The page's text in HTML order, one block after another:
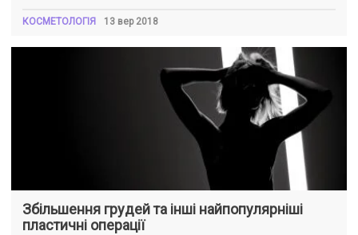
КОСМЕТОЛОГІЯ 13 вер 2018
Збільшення грудей та інші найпопулярніші
пластичні операції